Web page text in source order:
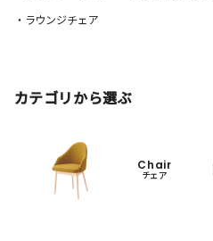
・ラウンジチェア
カテゴリから選ぶ
Chair
チェア